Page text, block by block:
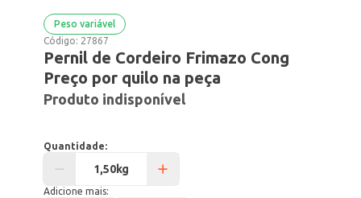
Peso variável
Código: 27867
Pernil de Cordeiro Frimazo Cong
Preço por quilo na peça
Produto indisponível
Quantidade:
Adicione mais: